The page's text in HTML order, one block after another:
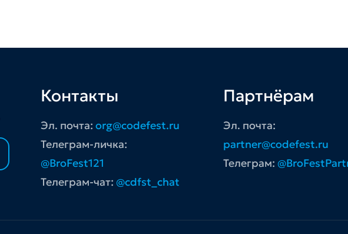
Контакты
Эл. почта: org@codefest.ru
Телеграм-личка:
@BroFest121
Телеграм-чат: @cdfst_chat
Партнёрам
Эл. почта:
partner@codefest.ru
Телеграм: